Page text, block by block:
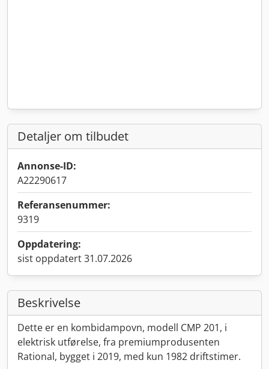
Detaljer om tilbudet
Annonse-ID:
A22290617
Referansenummer:
9319
Oppdatering:
sist oppdatert 31.07.2026
Beskrivelse
Dette er en kombidampovn, modell CMP 201, i
elektrisk utførelse, fra premiumprodusenten
Rational, bygget i 2019, med kun 1982 driftstimer.